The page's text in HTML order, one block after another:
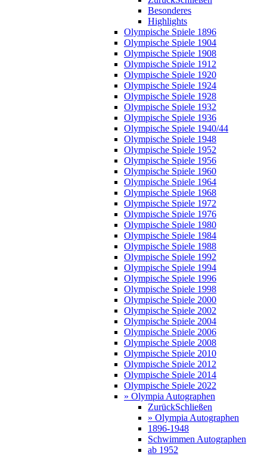
Besonderes
Highlights
Olympische Spiele 1896
Olympische Spiele 1904
Olympische Spiele 1908
Olympische Spiele 1912
Olympische Spiele 1920
Olympische Spiele 1924
Olympische Spiele 1928
Olympische Spiele 1932
Olympische Spiele 1936
Olympische Spiele 1940/44
Olympische Spiele 1948
Olympische Spiele 1952
Olympische Spiele 1956
Olympische Spiele 1960
Olympische Spiele 1964
Olympische Spiele 1968
Olympische Spiele 1972
Olympische Spiele 1976
Olympische Spiele 1980
Olympische Spiele 1984
Olympische Spiele 1988
Olympische Spiele 1992
Olympische Spiele 1994
Olympische Spiele 1996
Olympische Spiele 1998
Olympische Spiele 2000
Olympische Spiele 2002
Olympische Spiele 2004
Olympische Spiele 2006
Olympische Spiele 2008
Olympische Spiele 2010
Olympische Spiele 2012
Olympische Spiele 2014
Olympische Spiele 2022
» Olympia Autographen
ZurückSchließen
» Olympia Autographen
1896-1948
Schwimmen Autographen
ab 1952